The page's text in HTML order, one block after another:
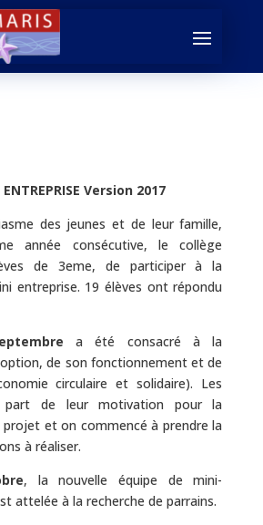
Version 2017
des jeunes et de leur famille,
année consécutive, le collège
de 3eme, de participer à la
entreprise. 19 élèves ont répondu
a été consacré à la
de son fonctionnement et de
circulaire et solidaire). Les
de leur motivation pour la
et on commencé à prendre la
à réaliser.
, la nouvelle équipe de mini-
attelée à la recherche de parrains.